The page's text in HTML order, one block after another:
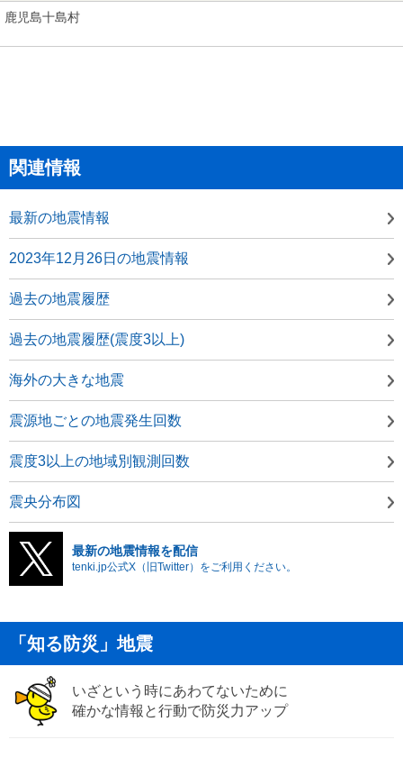
鹿児島十島村
関連情報
最新の地震情報
2023年12月26日の地震情報
過去の地震履歴
過去の地震履歴(震度3以上)
海外の大きな地震
震源地ごとの地震発生回数
震度3以上の地域別観測回数
震央分布図
最新の地震情報を配信
tenki.jp公式X（旧Twitter）をご利用ください。
「知る防災」地震
いざという時にあわてないために
確かな情報と行動で防災力アップ